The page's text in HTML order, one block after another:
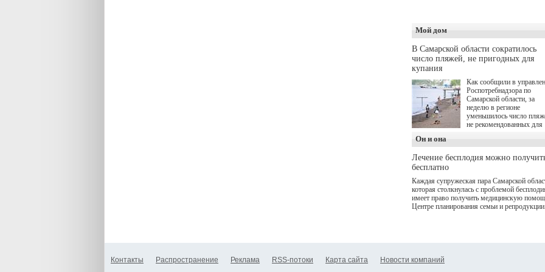
деятельность в жизни для
гостей и самарцев.
Мой дом
В Самарской области сократилось
число пляжей, не пригодных для
купания
Как сообщили в
Роспотребнадзора по
Самарской области, за
неделю в регионе
уменьшилось число
не рекомендованных для
Он и она
Лечение бесплодия можно
бесплатно
Каждая супружеская пара Самарской
которая столкнулась с проблемой
имеет право получить медицинскую
Центре планирования семьи и репродукции.
Контакты Распространение Реклама RSS-потоки Карта сайта Новости компаний